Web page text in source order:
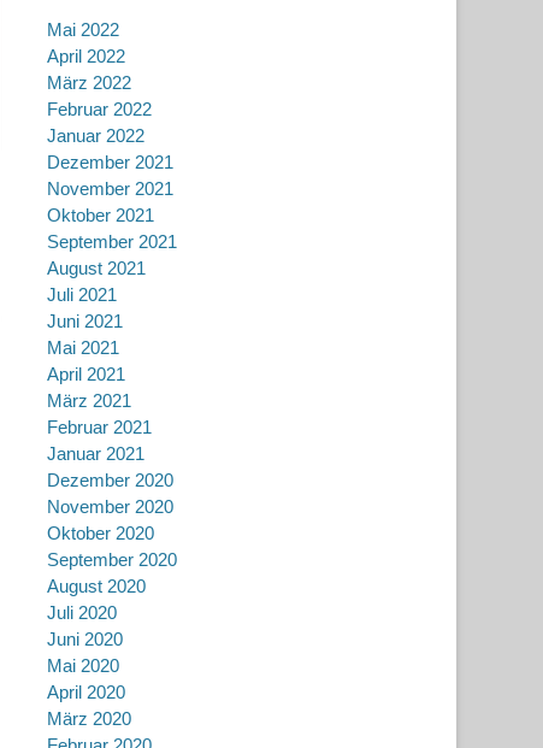
Mai 2022
April 2022
März 2022
Februar 2022
Januar 2022
Dezember 2021
November 2021
Oktober 2021
September 2021
August 2021
Juli 2021
Juni 2021
Mai 2021
April 2021
März 2021
Februar 2021
Januar 2021
Dezember 2020
November 2020
Oktober 2020
September 2020
August 2020
Juli 2020
Juni 2020
Mai 2020
April 2020
März 2020